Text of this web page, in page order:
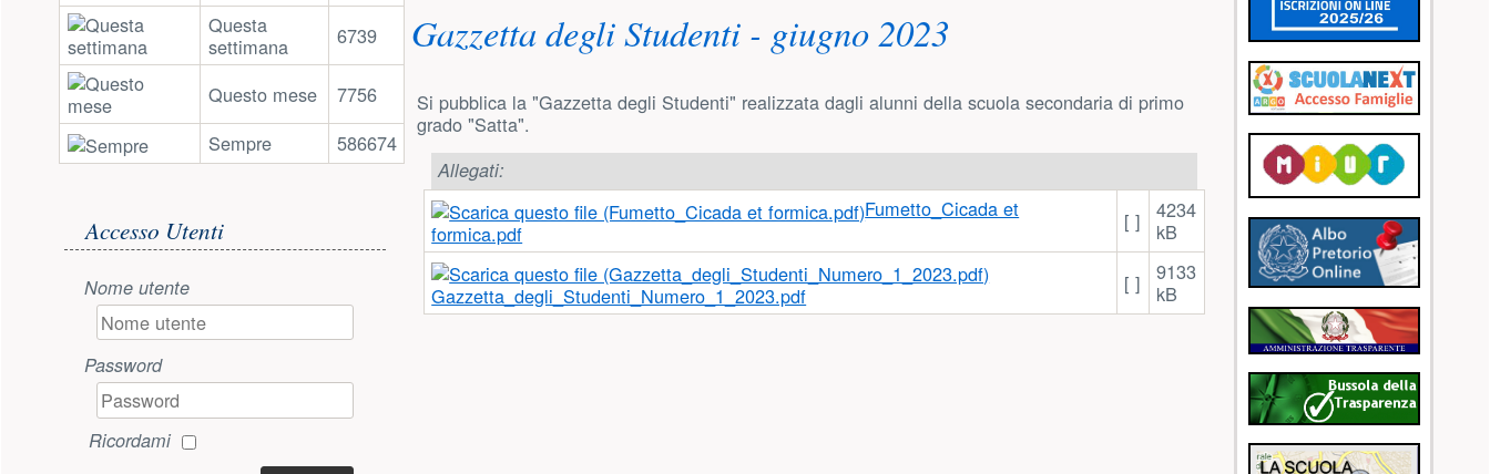
Questa
settimana
6739
Questo mese
7756
Sempre
586674
Accesso utente
Accesso Utenti
Nome utente
Password
Ricordami
Gazzetta degli Studenti - giugno 2023
Si pubblica la "Gazzetta degli Studenti" realizzata dagli alunni della scuola secondaria di primo
grado "Satta".
Allegati:
Fumetto_Cicada et
formica.pdf
[ ]
4234
kB
Gazzetta_degli_Studenti_Numero_1_2023.pdf [ ]
9133
kB